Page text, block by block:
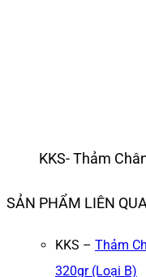
KKS- Thảm
SẢN PHẨM LIÊN
KKS – Thảm
320gr (Loại B)